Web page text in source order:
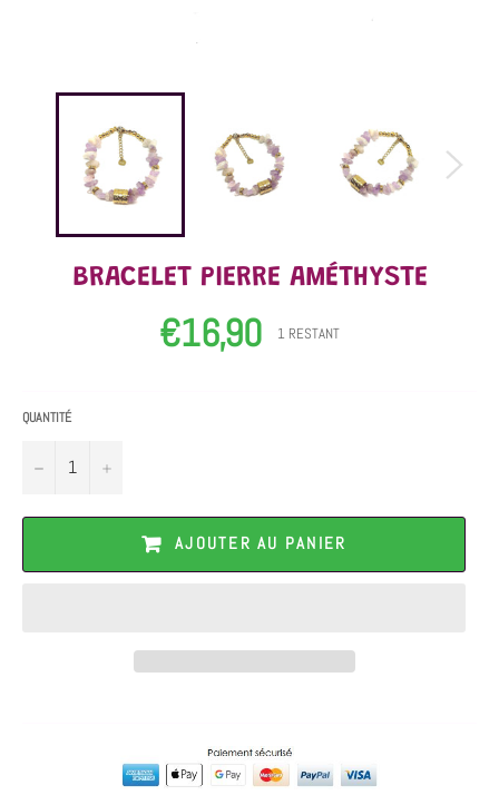
BRACELET PIERRE AMÉTHYSTE
Prix
régulier
€16,90 1 RESTANT
QUANTITÉ
− +
AJOUTER AU PANIER